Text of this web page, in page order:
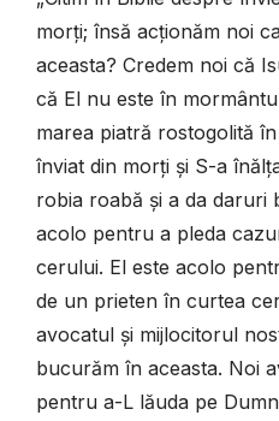
morți; însă acționăm noi
aceasta? Credem noi că
că El nu este în
marea piatră rostogolită
înviat din morți și S-a
robia roabă și a da daruri
acolo pentru a pleda
cerului. El este acolo
de un prieten în curtea
avocatul și mijlocitorul
bucurăm în aceasta. Noi
pentru a-L lăuda pe